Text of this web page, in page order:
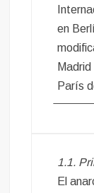
en
París
1.1.
El